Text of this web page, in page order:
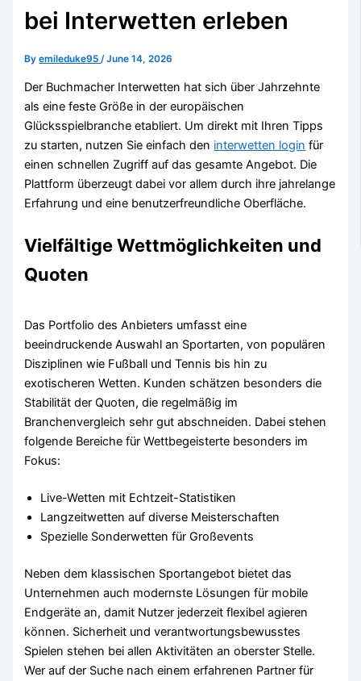
bei Interwetten erleben
Byemileduke95 /June 14, 2026
Der Buchmacher Interwetten hat sich über Jahrzehnte
als eine feste Größe in der europäischen
Glücksspielbranche etabliert. Um direkt mit Ihren Tipps
zu starten, nutzen Sie einfach den interwetten login für
einen schnellen Zugriff auf das gesamte Angebot. Die
Plattform überzeugt dabei vor allem durch ihre jahrelange
Erfahrung und eine benutzerfreundliche Oberfläche.
Vielfältige Wettmöglichkeiten und
Quoten
Das Portfolio des Anbieters umfasst eine
beeindruckende Auswahl an Sportarten, von populären
Disziplinen wie Fußball und Tennis bis hin zu
exotischeren Wetten. Kunden schätzen besonders die
Stabilität der Quoten, die regelmäßig im
Branchenvergleich sehr gut abschneiden. Dabei stehen
folgende Bereiche für Wettbegeisterte besonders im
Fokus:
Live-Wetten mit Echtzeit-Statistiken
Langzeitwetten auf diverse Meisterschaften
Spezielle Sonderwetten für Großevents
Neben dem klassischen Sportangebot bietet das
Unternehmen auch modernste Lösungen für mobile
Endgeräte an, damit Nutzer jederzeit flexibel agieren
können. Sicherheit und verantwortungsbewusstes
Spielen stehen bei allen Aktivitäten an oberster Stelle.
Wer auf der Suche nach einem erfahrenen Partner für